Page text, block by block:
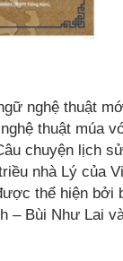
nghệ thuật
thuật múa
chuyện lịch
nhà Lý của
thể hiện bởi
– Bùi Như Lai